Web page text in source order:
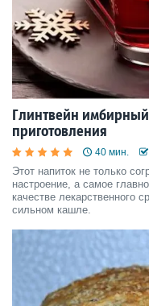
Глинтвейн
приготовления
40 мин.
Этот напиток не только
настроение, а самое
качестве лекарственного
сильном кашле.